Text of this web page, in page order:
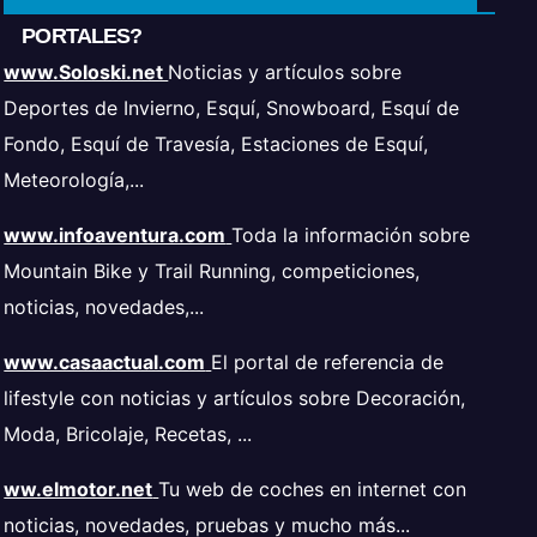
PORTALES?
www.Soloski.net Noticias y artículos sobre
Deportes de Invierno, Esquí, Snowboard, Esquí de
Fondo, Esquí de Travesía, Estaciones de Esquí,
Meteorología,...
www.infoaventura.com Toda la información sobre
Mountain Bike y Trail Running, competiciones,
noticias, novedades,...
www.casaactual.com El portal de referencia de
lifestyle con noticias y artículos sobre Decoración,
Moda, Bricolaje, Recetas, ...
ww.elmotor.net Tu web de coches en internet con
noticias, novedades, pruebas y mucho más...